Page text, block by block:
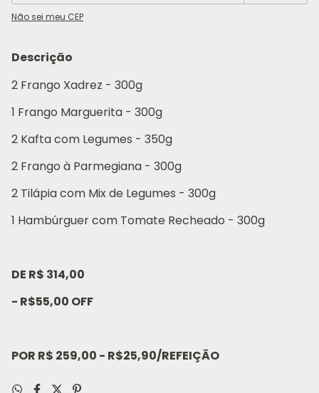
Não sei meu CEP
Descrição
2 Frango Xadrez - 300g
1 Frango Marguerita - 300g
2 Kafta com Legumes - 350g
2 Frango à Parmegiana - 300g
2 Tilápia com Mix de Legumes - 300g
1 Hambúrguer com Tomate Recheado - 300g
DE R$ 314,00
- R$55,00 OFF
POR R$ 259,00 - R$25,90/REFEIÇÃO